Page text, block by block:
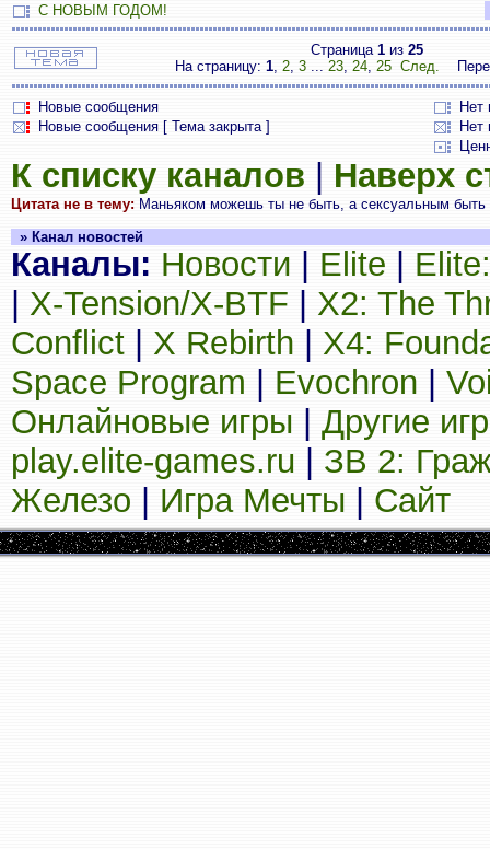
С НОВЫМ ГОДОМ!
Страница 1из 25
На страницу: 1, 2, 3 ... 23, 24, 25 След.
Новые сообщения
Нет
Новые сообщения [ Тема закрыта ]
Нет
К списку каналов Наверх
Цитата не в тему: Маньяком можешь ты не быть, а сексуальным быть
» Канал новостей
Каналы: Новости Elite
X-Tension/X-BTF
X2: The
Conflict
X Rebirth
X4:
Space Program
Evochron
Онлайновые игры
Другие
play.elite-games.ru
ЗВ 2:
Железо
Игра Мечты Сайт